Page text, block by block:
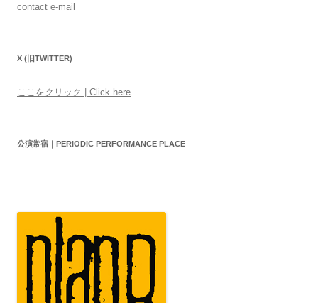
contact e-mail
X (旧TWITTER)
ここをクリック | Click here
公演常宿｜PERIODIC PERFORMANCE PLACE